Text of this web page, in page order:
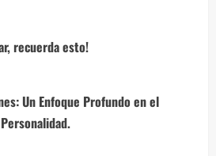
recuerda esto!
Un Enfoque Profundo en el